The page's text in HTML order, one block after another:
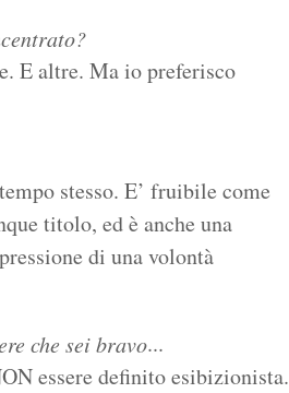
E altre. Ma io preferisco
stesso. E’ fruibile come
titolo, ed è anche una
di una volontà
che sei bravo...
essere definito esibizionista.